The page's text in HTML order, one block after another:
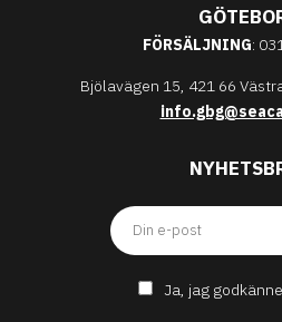
FÖRSÄLJNING:
Bjölavägen 15, 421 66
Ja, jag